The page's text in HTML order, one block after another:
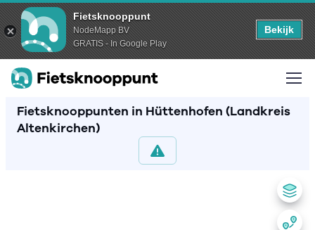
Fietsknooppunt
NodeMapp BV
GRATIS - In Google Play
Bekijk
Fietsknooppunten in Hüttenhofen (Landkreis
Altenkirchen)